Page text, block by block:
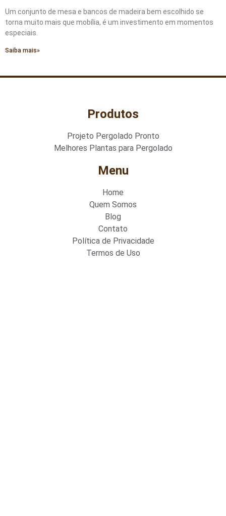
Um conjunto de mesa e bancos de madeira bem escolhido se
torna muito mais que mobília, é um investimento em momentos
especiais.
Saiba mais»
Produtos
Projeto Pergolado Pronto
Melhores Plantas para Pergolado
Menu
Home
Quem Somos
Blog
Contato
Política de Privacidade
Termos de Uso